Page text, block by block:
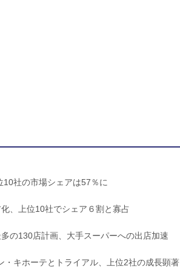
社の市場シェアは57％に
、上位10社でシェア６割と寡占
130店計画、大手スーパーへの出店加速
ホーテとトライアル、上位2社の成長顕著